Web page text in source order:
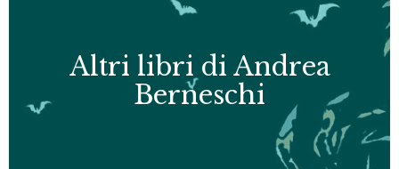
Altri libri di Andrea
Berneschi